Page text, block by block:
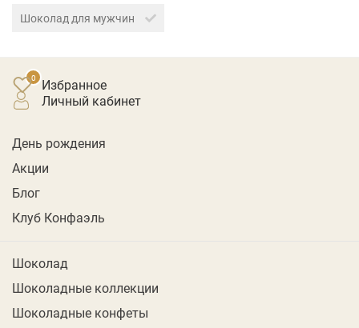
Шоколад для мужчин
Избранное
личный кабинет
День рождения
Акции
Блог
Клуб Конфаэль
Шоколад
Шоколадные коллекции
Шоколадные конфеты